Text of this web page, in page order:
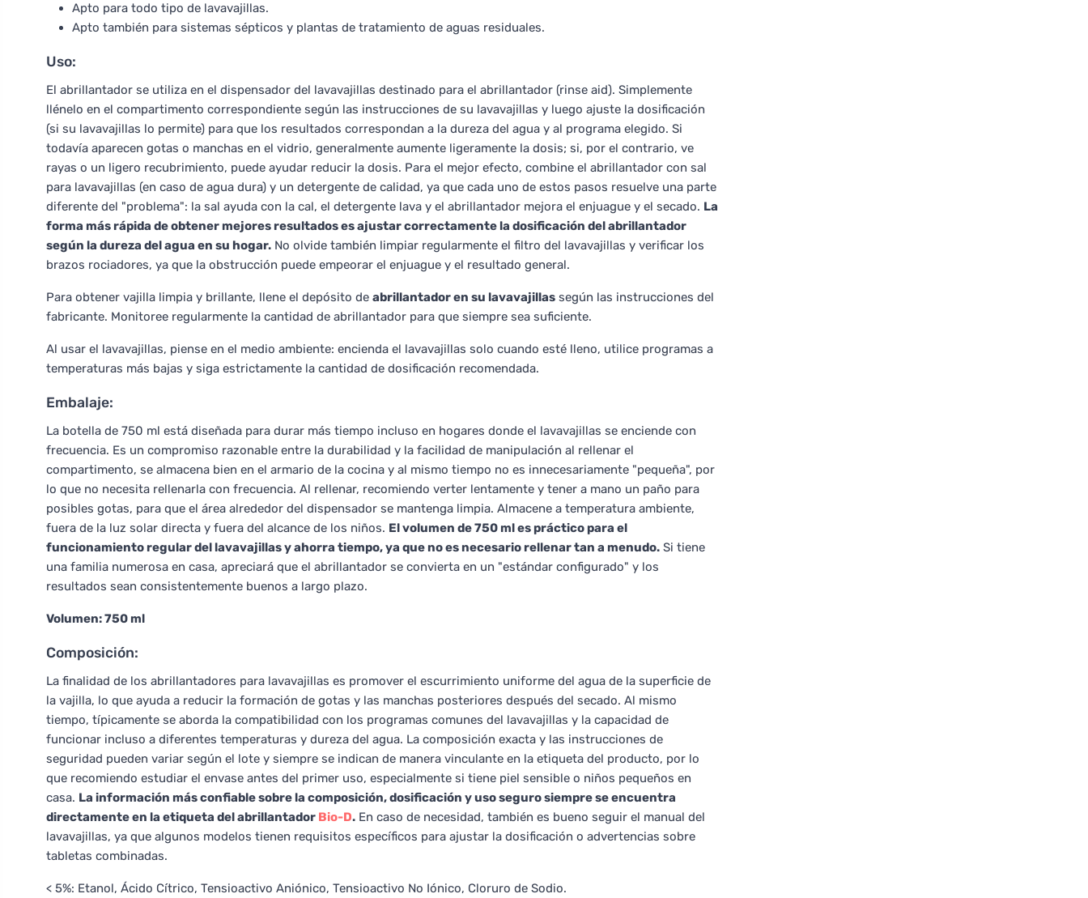
Apto para todo tipo de lavavajillas.
Apto también para sistemas sépticos y plantas de tratamiento de aguas residuales.
Uso:
El abrillantador se utiliza en el dispensador del lavavajillas destinado para el abrillantador (rinse aid). Simplemente
llénelo en el compartimento correspondiente según las instrucciones de su lavavajillas y luego ajuste la dosificación
(si su lavavajillas lo permite) para que los resultados correspondan a la dureza del agua y al programa elegido. Si
todavía aparecen gotas o manchas en el vidrio, generalmente aumente ligeramente la dosis; si, por el contrario, ve
rayas o un ligero recubrimiento, puede ayudar reducir la dosis. Para el mejor efecto, combine el abrillantador con sal
para lavavajillas (en caso de agua dura) y un detergente de calidad, ya que cada uno de estos pasos resuelve una parte
diferente del "problema": la sal ayuda con la cal, el detergente lava y el abrillantador mejora el enjuague y el secado. La
forma más rápida de obtener mejores resultados es ajustar correctamente la dosificación del abrillantador
según la dureza del agua en su hogar. No olvide también limpiar regularmente el filtro del lavavajillas y verificar los
brazos rociadores, ya que la obstrucción puede empeorar el enjuague y el resultado general.
Para obtener vajilla limpia y brillante, llene el depósito de abrillantador en su lavavajillas según las instrucciones del
fabricante. Monitoree regularmente la cantidad de abrillantador para que siempre sea suficiente.
Al usar el lavavajillas, piense en el medio ambiente: encienda el lavavajillas solo cuando esté lleno, utilice programas a
temperaturas más bajas y siga estrictamente la cantidad de dosificación recomendada.
Embalaje:
La botella de 750 ml está diseñada para durar más tiempo incluso en hogares donde el lavavajillas se enciende con
frecuencia. Es un compromiso razonable entre la durabilidad y la facilidad de manipulación al rellenar el
compartimento, se almacena bien en el armario de la cocina y al mismo tiempo no es innecesariamente "pequeña", por
lo que no necesita rellenarla con frecuencia. Al rellenar, recomiendo verter lentamente y tener a mano un paño para
posibles gotas, para que el área alrededor del dispensador se mantenga limpia. Almacene a temperatura ambiente,
fuera de la luz solar directa y fuera del alcance de los niños. El volumen de 750 ml es práctico para el
funcionamiento regular del lavavajillas y ahorra tiempo, ya que no es necesario rellenar tan a menudo. Si tiene
una familia numerosa en casa, apreciará que el abrillantador se convierta en un "estándar configurado" y los
resultados sean consistentemente buenos a largo plazo.
Volumen: 750 ml
Composición:
La finalidad de los abrillantadores para lavavajillas es promover el escurrimiento uniforme del agua de la superficie de
la vajilla, lo que ayuda a reducir la formación de gotas y las manchas posteriores después del secado. Al mismo
tiempo, típicamente se aborda la compatibilidad con los programas comunes del lavavajillas y la capacidad de
funcionar incluso a diferentes temperaturas y dureza del agua. La composición exacta y las instrucciones de
seguridad pueden variar según el lote y siempre se indican de manera vinculante en la etiqueta del producto, por lo
que recomiendo estudiar el envase antes del primer uso, especialmente si tiene piel sensible o niños pequeños en
casa. La información más confiable sobre la composición, dosificación y uso seguro siempre se encuentra
directamente en la etiqueta del abrillantador Bio-D. En caso de necesidad, también es bueno seguir el manual del
lavavajillas, ya que algunos modelos tienen requisitos específicos para ajustar la dosificación o advertencias sobre
tabletas combinadas.
< 5%: Etanol, Ácido Cítrico, Tensioactivo Aniónico, Tensioactivo No Iónico, Cloruro de Sodio.